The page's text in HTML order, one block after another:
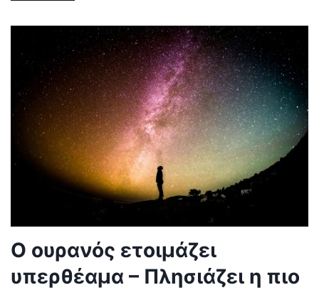
Ο ουρανός ετοιμάζει
υπερθέαμα – Πλησιάζει η πιο